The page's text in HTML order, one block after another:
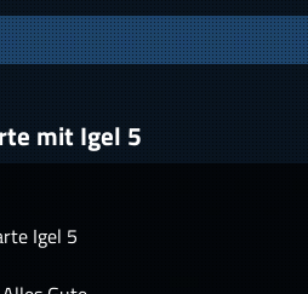
mit Igel 5
Igel 5